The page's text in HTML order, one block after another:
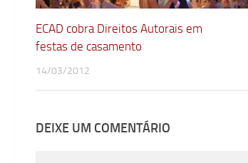
ECAD cobra Direitos Autorais em
festas de casamento
14/03/2012
DEIXE UM COMENTÁRIO